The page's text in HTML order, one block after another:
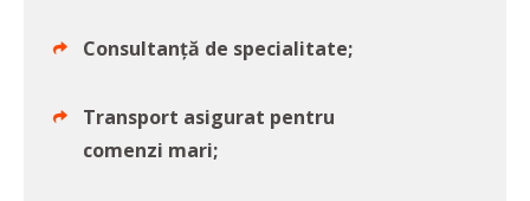
Consultanță de specialitate;
Transport asigurat pentru
comenzi mari;